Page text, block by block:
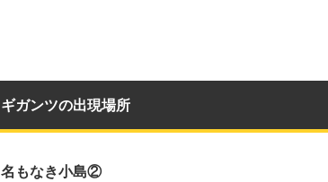
ギガンツの出現場所
名もなき小島②